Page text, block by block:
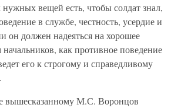
вещей есть, чтобы солдат знал,
в службе, честность, усердие и
он должен надеяться на хорошее
как противное поведение
его к строгому и справедливому
вышесказанному М.С. Воронцов